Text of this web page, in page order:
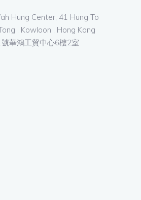
Hung Center, 41 Hung To
, Kowloon , Hong Kong
華鴻工貿中心6樓2室